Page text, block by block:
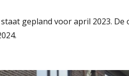
gepland voor april 2023.